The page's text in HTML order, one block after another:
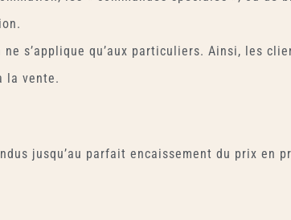
s’applique qu’aux particuliers. Ainsi, les
la vente.
jusqu’au parfait encaissement du prix en